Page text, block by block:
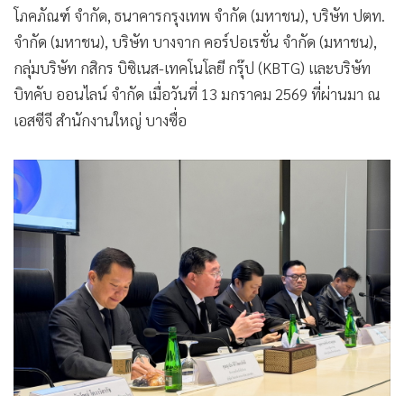
โภคภัณฑ์ จำกัด, ธนาคารกรุงเทพ จำกัด (มหาชน), บริษัท ปตท.
จำกัด (มหาชน), บริษัท บางจาก คอร์ปอเรชั่น จำกัด (มหาชน),
กลุ่มบริษัท กสิกร บิซิเนส‐เทคโนโลยี กรุ๊ป (KBTG) และบริษัท
บิทคับ ออนไลน์ จำกัด เมื่อวันที่ 13 มกราคม 2569 ที่ผ่านมา ณ
เอสซีจี สำนักงานใหญ่ บางซื่อ